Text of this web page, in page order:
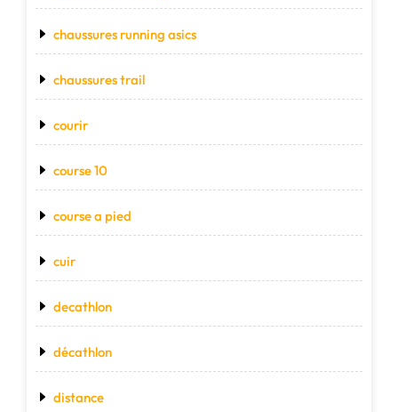
chaussures running asics
chaussures trail
courir
course 10
course a pied
cuir
decathlon
décathlon
distance